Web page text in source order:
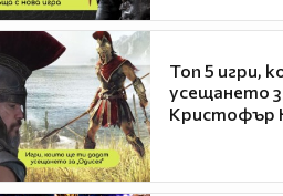
Топ 5 игри,
усещането
Кристофър